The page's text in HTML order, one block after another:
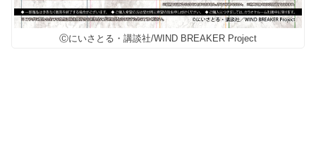
Ⓒにいさとる・講談社/WIND BREAKER Project